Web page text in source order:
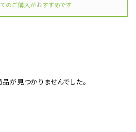
のご購入がおすすめです
が見つかりませんでした。